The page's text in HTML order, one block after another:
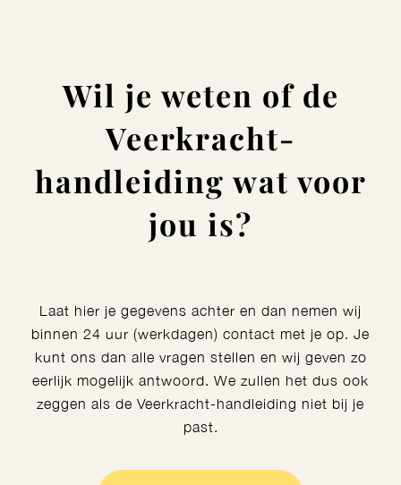
Wil je weten of de
Veerkracht-
handleiding wat voor
jou is?
Laat hier je gegevens achter en dan nemen wij
binnen 24 uur (werkdagen) contact met je op. Je
kunt ons dan alle vragen stellen en wij geven zo
eerlijk mogelijk antwoord. We zullen het dus ook
zeggen als de Veerkracht-handleiding niet bij je
past.